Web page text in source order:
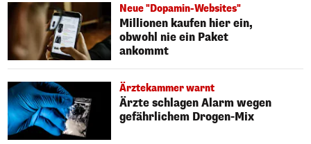
Neue "Dopamin-Websites"
Millionen kaufen hier ein,
obwohl nie ein Paket
ankommt
Ärztekammer warnt
Ärzte schlagen Alarm wegen
gefährlichem Drogen-Mix